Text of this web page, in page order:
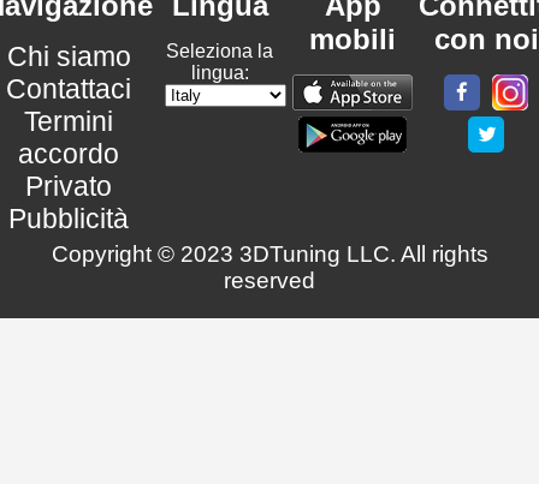
Chi siamo
Contattaci
Termini
accordo
Privato
Pubblicità
Seleziona la
lingua:
mobili
con noi
Copyright © 2023 3DTuning LLC. All rights
reserved